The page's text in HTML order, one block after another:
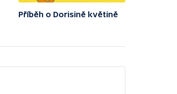
Příběh o Dorisině květině